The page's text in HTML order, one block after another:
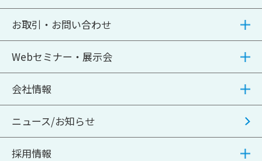
お取引・お問い合わせ
Webセミナー・展示会
会社情報
ニュース/お知らせ
採用情報